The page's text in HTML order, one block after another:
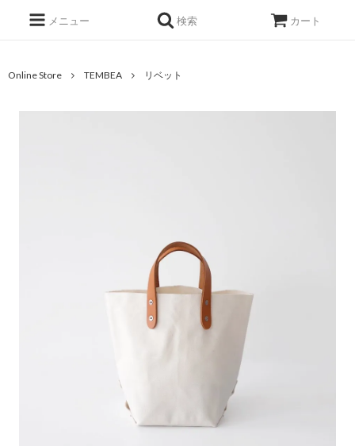
メニュー 検索 カート
Online Store TEMBEA リベット